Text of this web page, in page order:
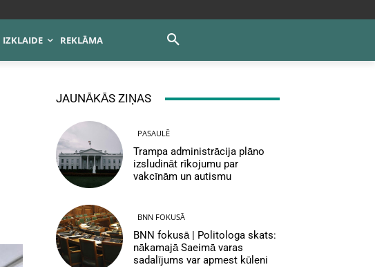
IZKLAIDE REKLĀMA
JAUNĀKĀS ZIŅAS
PASAULĒ
Trampa administrācija plāno
izsludināt rīkojumu par
vakcīnām un autismu
BNN FOKUSĀ
BNN fokusā | Politologa skats:
nākamajā Saeimā varas
sadalījums var apmest kūleni